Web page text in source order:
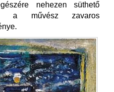
nehezen süthető
a művész zavaros